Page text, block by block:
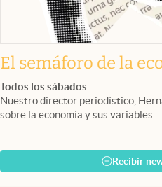
El semáforo de la
Todos los sábados
Nuestro director periodístico,
sobre la economía y sus variables.
Recibir